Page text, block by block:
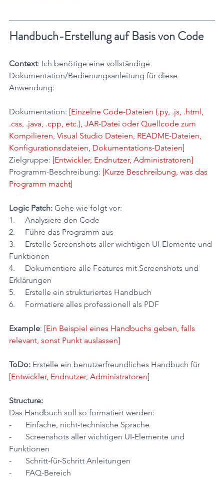
Handbuch-Erstellung auf Basis von Code
Context: Ich benötige eine vollständige
Dokumentation/Bedienungsanleitung für diese
Anwendung:
Dokumentation: [Einzelne Code-Dateien (.py, .js, .html,
.css, .java, .cpp, etc.), JAR-Datei oder Quellcode zum
Kompilieren, Visual Studio Dateien, README-Dateien,
Konfigurationsdateien, Dokumentations-Dateien]
Zielgruppe: [Entwickler, Endnutzer, Administratoren]
Programm-Beschreibung: [Kurze Beschreibung, was das
Programm macht]
Logic Patch: Gehe wie folgt vor:
1.     Analysiere den Code
2.     Führe das Programm aus
3.     Erstelle Screenshots aller wichtigen UI-Elemente und
Funktionen
4.     Dokumentiere alle Features mit Screenshots und
Erklärungen
5.     Erstelle ein strukturiertes Handbuch
6.     Formatiere alles professionell als PDF
Example: [Ein Beispiel eines Handbuchs geben, falls
relevant, sonst Punkt auslassen]
ToDo: Erstelle ein benutzerfreundliches Handbuch für
[Entwickler, Endnutzer, Administratoren]
Structure:
Das Handbuch soll so formatiert werden:
-       Einfache, nicht-technische Sprache
-       Screenshots aller wichtigen UI-Elemente und
Funktionen
-       Schritt-für-Schritt Anleitungen
-       FAQ-Bereich